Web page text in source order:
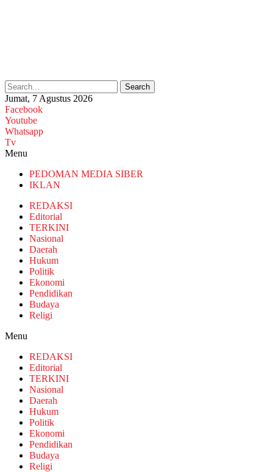
Search
Jumat, 7 Agustus 2026
Facebook
Youtube
Whatsapp
Tv
Menu
PEDOMAN MEDIA SIBER
IKLAN
REDAKSI
Editorial
TERKINI
Nasional
Daerah
Hukum
Politik
Ekonomi
Pendidikan
Budaya
Religi
Menu
REDAKSI
Editorial
TERKINI
Nasional
Daerah
Hukum
Politik
Ekonomi
Pendidikan
Budaya
Religi